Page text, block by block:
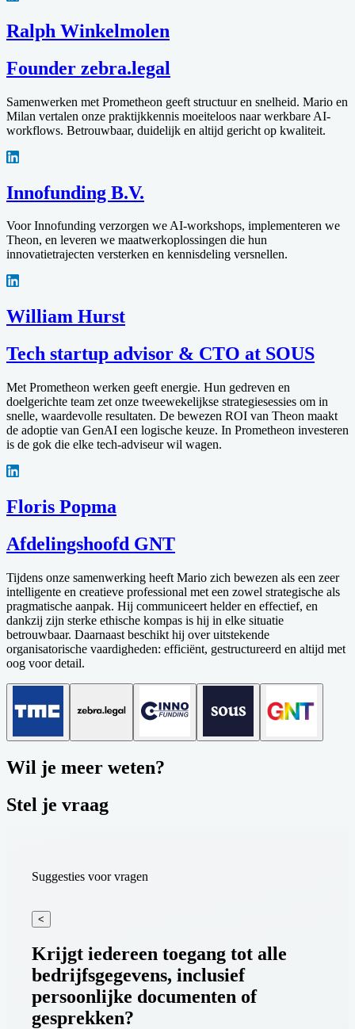
Ralph Winkelmolen
Founder zebra.legal
Samenwerken met Prometheon geeft structuur en snelheid. Mario en
Milan vertalen onze praktijkkennis moeiteloos naar werkbare AI-
workflows. Betrouwbaar, duidelijk en altijd gericht op kwaliteit.
Innofunding B.V.
Voor Innofunding verzorgen we AI-workshops, implementeren we
Theon, en leveren we maatwerkoplossingen die hun
innovatietrajecten versterken en kennisdeling versnellen.
William Hurst
Tech startup advisor & CTO at SOUS
Met Prometheon werken geeft energie. Hun gedreven en
doelgerichte team zet onze tweewekelijkse strategiesessies om in
snelle, waardevolle resultaten. De bewezen ROI van Theon maakt
de adoptie van GenAI een logische keuze. In Prometheon investeren
is de gok die elke tech-adviseur wil wagen.
Floris Popma
Afdelingshoofd GNT
Tijdens onze samenwerking heeft Mario zich bewezen als een zeer
intelligente en creatieve professional met een zowel strategische als
pragmatische aanpak. Hij communiceert helder en effectief, en
dankzij zijn sterke ethische kompas is hij in elke situatie
betrouwbaar. Daarnaast beschikt hij over uitstekende
organisatorische vaardigheden: efficiënt, gestructureerd en altijd met
oog voor detail.
Wil je meer weten?
Stel je vraag
Suggesties voor vragen
<
Krijgt iedereen toegang tot alle
bedrijfsgegevens, inclusief
persoonlijke documenten of
gesprekken?